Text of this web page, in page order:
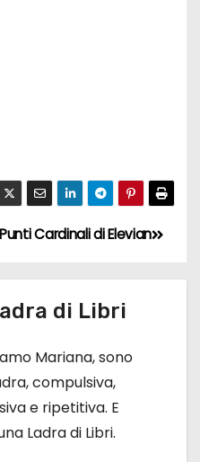
Punti Cardinali di Elevian
di Libri
Mariana, sono
compulsiva,
e ripetitiva. E
Ladra di Libri.